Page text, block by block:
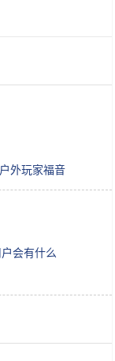
外玩家福音
会有什么